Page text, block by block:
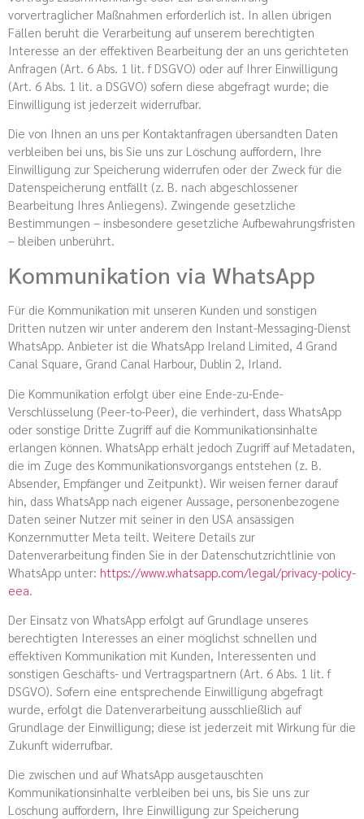
vorvertraglicher Maßnahmen erforderlich ist. In allen übrigen
Fällen beruht die Verarbeitung auf unserem berechtigten
Interesse an der effektiven Bearbeitung der an uns gerichteten
Anfragen (Art. 6 Abs. 1 lit. f DSGVO) oder auf Ihrer Einwilligung
(Art. 6 Abs. 1 lit. a DSGVO) sofern diese abgefragt wurde; die
Einwilligung ist jederzeit widerrufbar.
Die von Ihnen an uns per Kontaktanfragen übersandten Daten
verbleiben bei uns, bis Sie uns zur Löschung auffordern, Ihre
Einwilligung zur Speicherung widerrufen oder der Zweck für die
Datenspeicherung entfällt (z. B. nach abgeschlossener
Bearbeitung Ihres Anliegens). Zwingende gesetzliche
Bestimmungen – insbesondere gesetzliche Aufbewahrungsfristen
– bleiben unberührt.
Kommunikation via WhatsApp
Für die Kommunikation mit unseren Kunden und sonstigen
Dritten nutzen wir unter anderem den Instant-Messaging-Dienst
WhatsApp. Anbieter ist die WhatsApp Ireland Limited, 4 Grand
Canal Square, Grand Canal Harbour, Dublin 2, Irland.
Die Kommunikation erfolgt über eine Ende-zu-Ende-
Verschlüsselung (Peer-to-Peer), die verhindert, dass WhatsApp
oder sonstige Dritte Zugriff auf die Kommunikationsinhalte
erlangen können. WhatsApp erhält jedoch Zugriff auf Metadaten,
die im Zuge des Kommunikationsvorgangs entstehen (z. B.
Absender, Empfänger und Zeitpunkt). Wir weisen ferner darauf
hin, dass WhatsApp nach eigener Aussage, personenbezogene
Daten seiner Nutzer mit seiner in den USA ansässigen
Konzernmutter Meta teilt. Weitere Details zur
Datenverarbeitung finden Sie in der Datenschutzrichtlinie von
WhatsApp unter: https://www.whatsapp.com/legal/privacy-policy-
eea
Der Einsatz von WhatsApp erfolgt auf Grundlage unseres
berechtigten Interesses an einer möglichst schnellen und
effektiven Kommunikation mit Kunden, Interessenten und
sonstigen Geschäfts- und Vertragspartnern (Art. 6 Abs. 1 lit. f
DSGVO). Sofern eine entsprechende Einwilligung abgefragt
wurde, erfolgt die Datenverarbeitung ausschließlich auf
Grundlage der Einwilligung; diese ist jederzeit mit Wirkung für die
Zukunft widerrufbar.
Die zwischen und auf WhatsApp ausgetauschten
Kommunikationsinhalte verbleiben bei uns, bis Sie uns zur
Löschung auffordern, Ihre Einwilligung zur Speicherung